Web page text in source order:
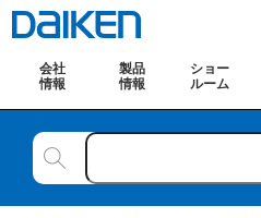
会社
情報
製品
情報
ショー
ルーム